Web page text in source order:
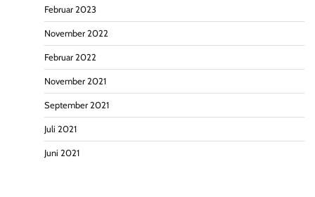
Februar 2023
November 2022
Februar 2022
November 2021
September 2021
Juli 2021
Juni 2021